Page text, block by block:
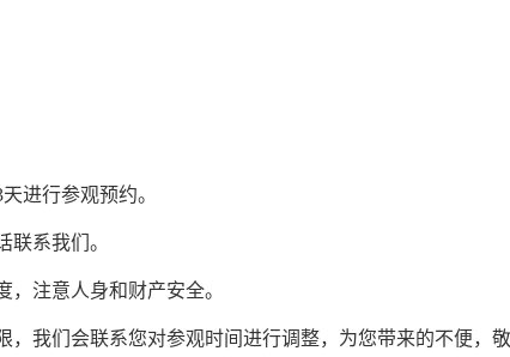
进行参观预约。
联系我们。
注意人身和财产安全。
我们会联系您对参观时间进行调整，为您带来的不便，敬